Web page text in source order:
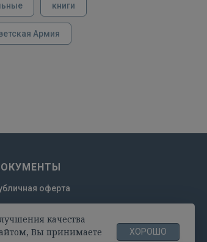
качества
Вы принимаете
ХОРОШО
книги
Армия
оферта
конфиденциальности